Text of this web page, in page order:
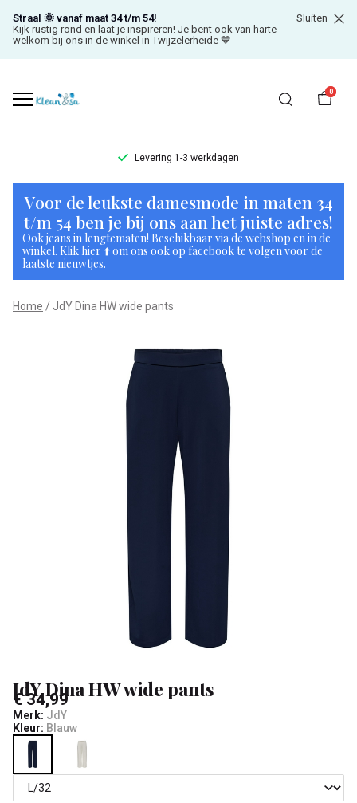
Straal 🌞 vanaf maat 34 t/m 54!
Kijk rustig rond en laat je inspireren! Je bent ook van harte
welkom bij ons in de winkel in Twijzelerheide 💙
Sluiten
0
Levering 1-3 werkdagen
JdY
Dina
HW
wide
pants
Voor de leukste damesmode in maten 34
t/m 54 ben je bij ons aan het juiste adres!
Ook jeans in lengtematen! Beschikbaar via de webshop en in de
winkel. Klik hier ⬆️ om ons ook op facebook te volgen voor de
laatste nieuwtjes.
Home JdY Dina HW wide pants
JdY Dina HW wide pants
€ 34,99
Merk: JdY
Kleur: Blauw